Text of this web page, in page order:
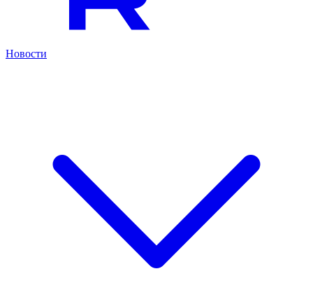
Новости